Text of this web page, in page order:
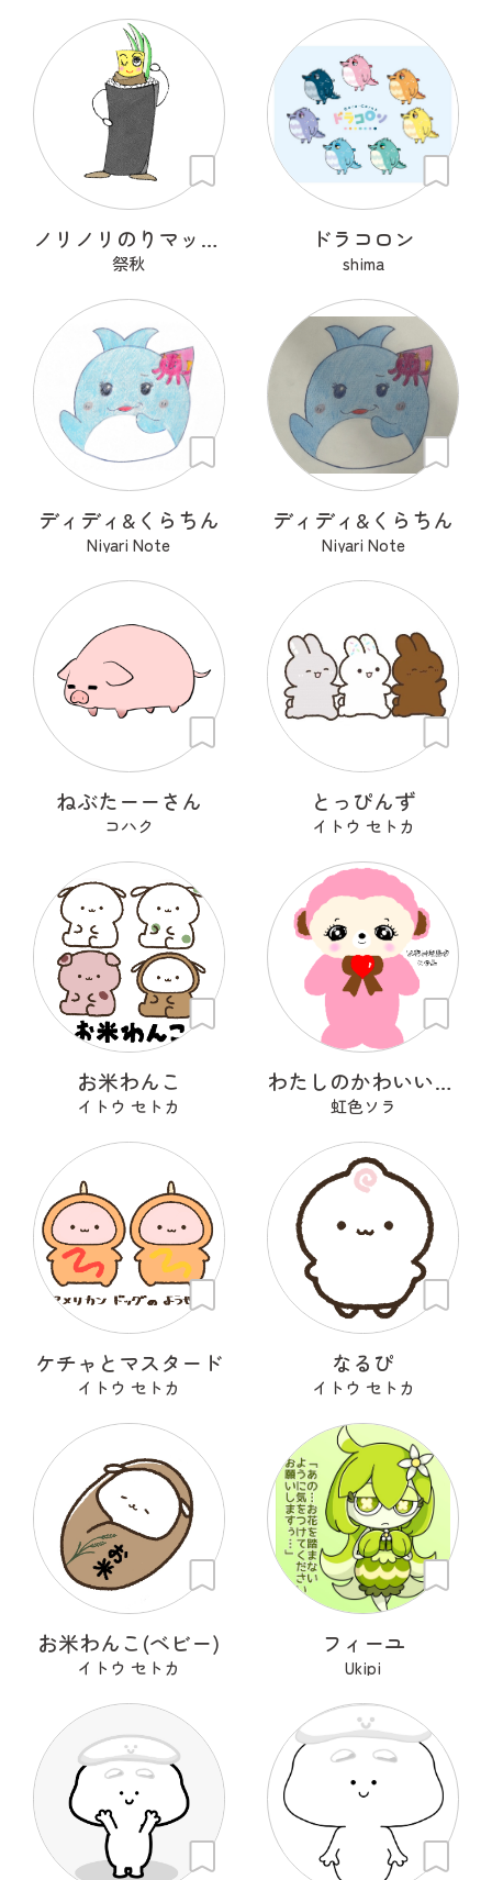
ノリノリのりマッキーさん
祭秋
ドラコロン
shima
ディディ&くらちん
Niyari Note
ディディ&くらちん
Niyari Note
ねぶたーーさん
コハク
とっぴんず
イトウ セトカ
お米わんこ
イトウ セトカ
わたしのかわいいせかい
虹色ソラ
ケチャとマスタード
イトウ セトカ
なるぴ
イトウ セトカ
お米わんこ(ベビー)
イトウ セトカ
フィーユ
Ukipi